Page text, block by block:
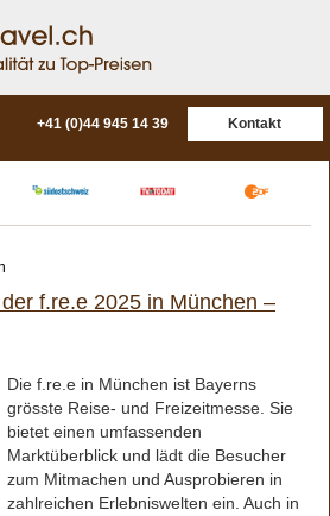
+41 (0)44 945 14 39 Kontakt
f.re.e 2025 in München –
Die f.re.e in München ist Bayerns
grösste Reise- und Freizeitmesse. Sie
bietet einen umfassenden
Marktüberblick und lädt die Besucher
zum Mitmachen und Ausprobieren in
zahlreichen Erlebniswelten ein. Auch in